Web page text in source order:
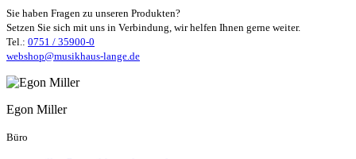
Sie haben Fragen zu unseren Produkten?
Setzen Sie sich mit uns in Verbindung, wir helfen Ihnen gerne weiter.
Tel.: 0751 / 35900-0
webshop@musikhaus-lange.de
Egon Miller
Büro